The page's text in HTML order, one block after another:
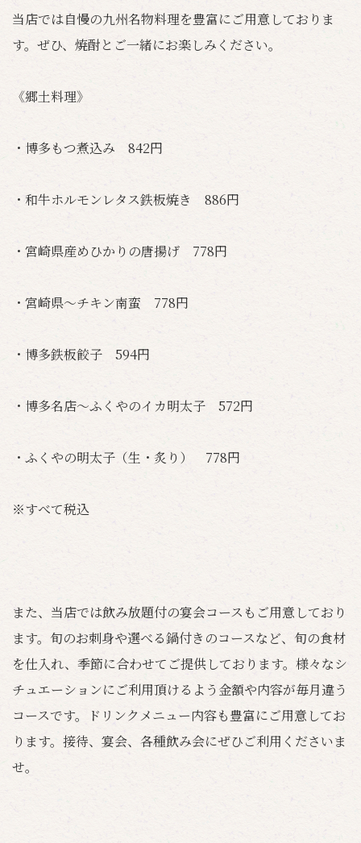
当店では自慢の九州名物料理を豊富にご用意しておりま
す。ぜひ、焼酎とご一緒にお楽しみください。
《郷土料理》
・博多もつ煮込み 842円
・和牛ホルモンレタス鉄板焼き 886円
・宮崎県産めひかりの唐揚げ 778円
・宮崎県～チキン南蛮 778円
・博多鉄板餃子 594円
・博多名店～ふくやのイカ明太子 572円
・ふくやの明太子（生・炙り） 778円
※すべて税込
また、当店では飲み放題付の宴会コースもご用意しており
ます。旬のお刺身や選べる鍋付きのコースなど、旬の食材
を仕入れ、季節に合わせてご提供しております。様々なシ
チュエーションにご利用頂けるよう金額や内容が毎月違う
コースです。ドリンクメニュー内容も豊富にご用意してお
ります。接待、宴会、各種飲み会にぜひご利用くださいま
せ。